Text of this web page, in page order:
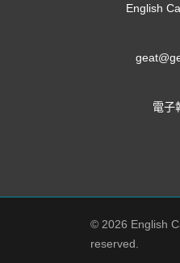
English
電子
© 2026 English
reserved.